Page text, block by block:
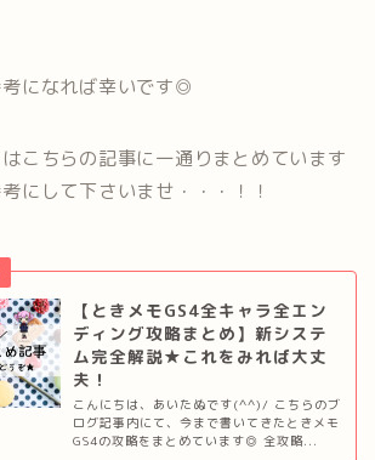
になれば幸いです◎
こちらの記事に一通りまとめています
にして下さいませ・・・！！
【ときメモGS4全キャラ全エン
ディング攻略まとめ】新システ
ム完全解説★これをみれば大丈
夫！
こんにちは、あいたぬです(^^)/ こちらのブ
ログ記事内にて、今まで書いてきたときメモ
GS4の攻略をまとめています◎ 全攻略...